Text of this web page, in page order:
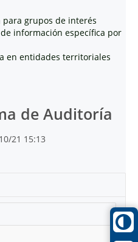
grupos de interés
información específica por
en entidades territoriales
de Auditoría
21 15:13